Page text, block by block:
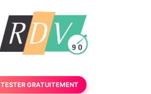
TESTER GRATUITEMENT